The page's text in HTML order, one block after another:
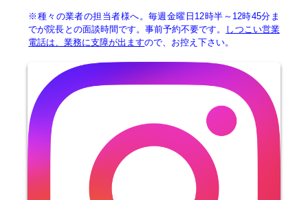
※種々の業者の担当者様へ。毎週金曜日12時半～12時45分ま
でが院長との面談時間です。事前予約不要です。
しつこい営業
電話は、業務に支障が出ますので、お控え下さい。